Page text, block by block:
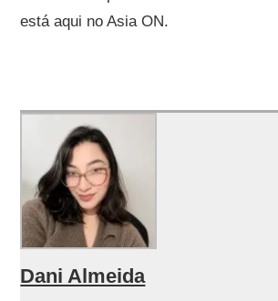
está aqui no Asia ON.
Dani Almeida